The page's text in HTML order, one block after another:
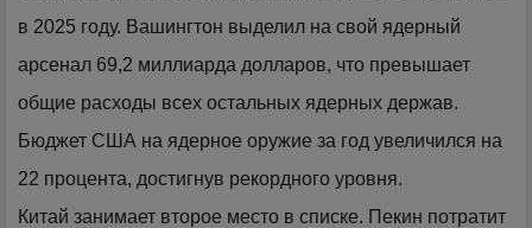
в 2025 году. Вашингтон выделил на свой ядерный
арсенал 69,2 миллиарда долларов, что превышает
общие расходы всех остальных ядерных держав.
Бюджет США на ядерное оружие за год увеличился на
22 процента, достигнув рекордного уровня.
Китай занимает второе место в списке. Пекин потратит